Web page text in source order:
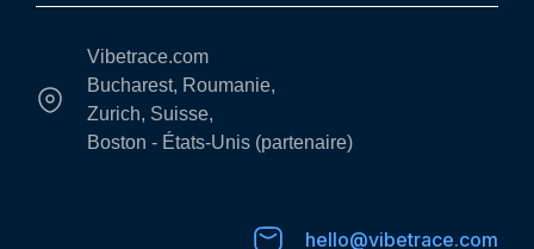
Vibetrace.com
Bucharest, Roumanie,
Zurich, Suisse,
Boston - États-Unis (partenaire)
hello@vibetrace.com